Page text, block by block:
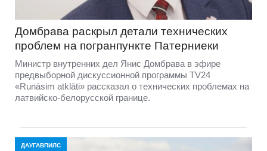
Домбравa раскрыл детали технических
проблем на погранпункте Патерниеки
Министр внутренних дел Янис Домбрава в эфире
предвыборной дискуссионной программы TV24
«Runāsim atklāti» рассказал о технических проблемах на
латвийско-белорусской границе.
ДАУГАВПИЛС